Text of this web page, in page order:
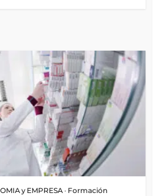
y EMPRESA • Formación